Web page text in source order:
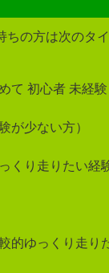
の方は次のタ
て 初心者 未経験
が少ない方）
くり走りたい経
的ゆっくり走り